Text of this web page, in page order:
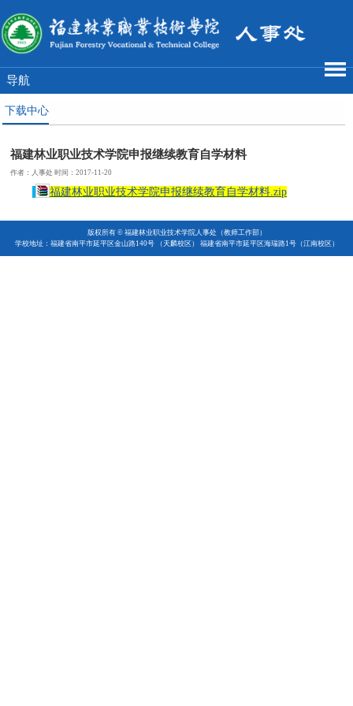
导航
下载中心
福建林业职业技术学院申报继续教育自学材料
作者：人事处 时间：2017-11-20
福建林业职业技术学院申报继续教育自学材料.zip
版权所有 © 福建林业职业技术学院人事处（教师工作部）
学校地址：福建省南平市延平区金山路140号 （天麟校区） 福建省南平市延平区海瑞路1号（江南校区）